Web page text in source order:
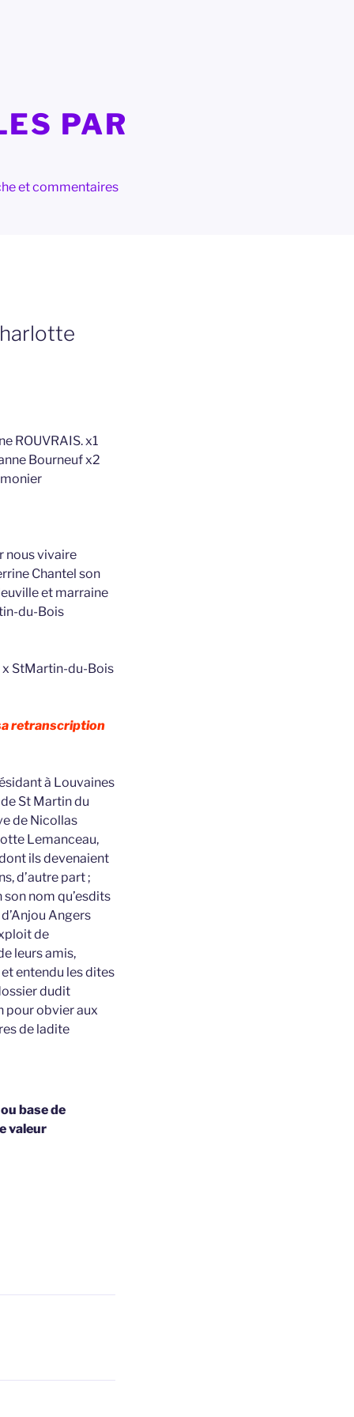
PAR
et commentaires
ROUVRAIS. x1
Bourneuf x2
nous vivaire
Chantel son
et marraine
du-Bois
x StMartin-du-Bois
retranscription
à Louvaines
St Martin du
de Nicollas
Lemanceau,
ils devenaient
d’autre part ;
nom qu’esdits
Angers
de
leurs amis,
entendu les dites
dudit
pour obvier aux
de ladite
base de
valeur